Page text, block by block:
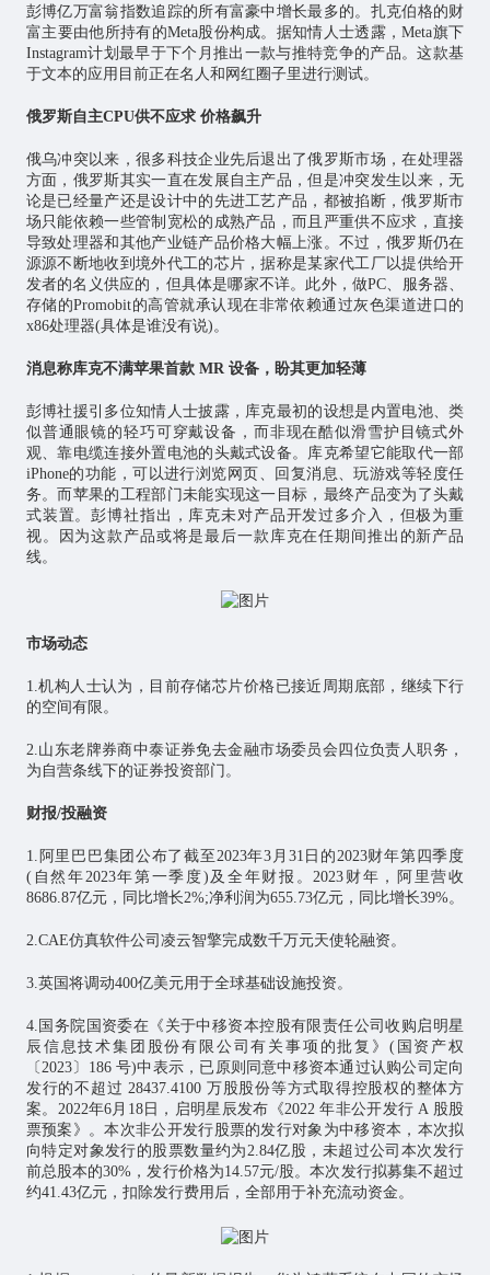
彭博亿万富翁指数追踪的所有富豪中增长最多的。扎克伯格的财
富主要由他所持有的Meta股份构成。据知情人士透露，Meta旗下
Instagram计划最早于下个月推出一款与推特竞争的产品。这款基
于文本的应用目前正在名人和网红圈子里进行测试。
俄罗斯自主CPU供不应求 价格飙升
俄乌冲突以来，很多科技企业先后退出了俄罗斯市场，在处理器
方面，俄罗斯其实一直在发展自主产品，但是冲突发生以来，无
论是已经量产还是设计中的先进工艺产品，都被掐断，俄罗斯市
场只能依赖一些管制宽松的成熟产品，而且严重供不应求，直接
导致处理器和其他产业链产品价格大幅上涨。不过，俄罗斯仍在
源源不断地收到境外代工的芯片 ，据称是某家代工厂以提供给开
发者的名义供应的，但具体是哪家不详。此外，做PC、服务器、
存储的Promobit的高管就承认现在非常依赖通过灰色渠道进口的
x86处理器(具体是谁没有说)。
消息称库克不满苹果首款 MR 设备，盼其更加轻薄
彭博社援引多位知情人士披露，库克最初的设想是内置电池、类
似普通眼镜的轻巧可穿戴设备，而非现在酷似滑雪护目镜式外
观、靠电缆连接外置电池的头戴式设备。库克希望它能取代一部
iPhone的功能，可以进行浏览网页、回复消息、玩游戏等轻度任
务。而苹果的工程部门未能实现这一目标，最终产品变为了头戴
式装置。彭博社指出，库克未对产品开发过多介入，但极为重
视。因为这款产品或将是最后一款库克在任期间推出的新产品
线。
市场动态
1.机构人士认为，目前存储芯片价格已接近周期底部，继续下行
的空间有限。
2.山东老牌券商中泰证券免去金融市场委员会四位负责人职务，
为自营条线下的证券投资部门。
财报/投融资
1.阿里巴巴集团公布了截至2023年3月31日的2023财年第四季度
(自然年2023年第一季度)及全年财报。2023财年，阿里营收
8686.87亿元，同比增长2%;净利润为655.73亿元，同比增长39%。
2.CAE仿真软件公司凌云智擎完成数千万元天使轮融资。
3.英国将调动400亿美元用于全球基础设施投资。
4.国务院国资委在《关于中移资本控股有限责任公司收购启明星
辰信息技术集团股份有限公司有关事项的批复》(国资产权
〔2023〕186 号)中表示，已原则同意中移资本通过认购公司定向
发行的不超过 28437.4100 万股股份等方式取得控股权的整体方
案。2022年6月18日，启明星辰发布《2022 年非公开发行 A 股股
票预案》。本次非公开发行股票的发行对象为中移资本，本次拟
向特定对象发行的股票数量约为2.84亿股，未超过公司本次发行
前总股本的30%，发行价格为14.57元/股。本次发行拟募集不超过
约41.43亿元，扣除发行费用后，全部用于补充流动资金。